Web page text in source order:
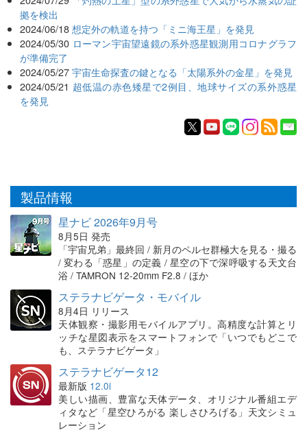
拠を検出
2024/06/18 想定外の軌道を持つ「ミニ海王星」を発見
2024/05/30 ローマン宇宙望遠鏡の系外惑星観測用コロナグラフ
が準備完了
2024/05/27 宇宙生命探査の鍵となる「太陽系外の金星」を発見
2024/05/21 超低温の赤色矮星で2例目、地球サイズの系外惑星
を発見
製品情報
星ナビ 2026年9月号
8月5日 発売
「宇宙兄弟」最終回 / 新月のペルセ群極大を見る・撮る
/ 変わる「惑星」の定義 / 星空の下で深呼吸する天文台
浴 / TAMRON 12-20mm F2.8 / ほか
ステラナビゲータ・モバイル
8月4日 リリース
天体観察・撮影用モバイルアプリ。高精度な計算とリ
ッチな星図表示をスマートフォンで「いつでもどこで
も、ステラナビゲータ」
ステラナビゲータ12
最新版 12.0i
美しい描画、豊富な天体データ、オリジナル番組エデ
ィタなど「星空ひろがる 楽しさひろげる」天文シミュ
レーション